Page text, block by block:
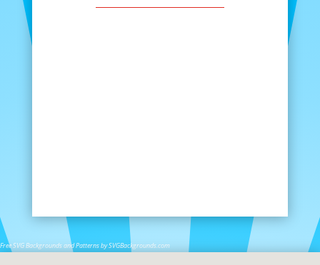
Free SVG Backgrounds and Patterns by SVGBackgrounds.com